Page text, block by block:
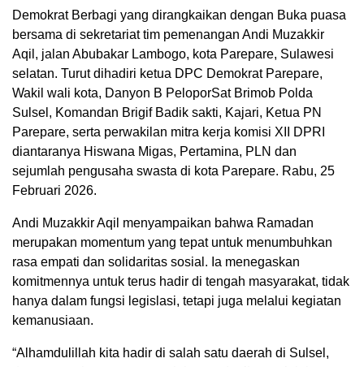
Demokrat Berbagi yang dirangkaikan dengan Buka puasa
bersama di sekretariat tim pemenangan Andi Muzakkir
Aqil, jalan Abubakar Lambogo, kota Parepare, Sulawesi
selatan. Turut dihadiri ketua DPC Demokrat Parepare,
Wakil wali kota, Danyon B PeloporSat Brimob Polda
Sulsel, Komandan Brigif Badik sakti, Kajari, Ketua PN
Parepare, serta perwakilan mitra kerja komisi XII DPRI
diantaranya Hiswana Migas, Pertamina, PLN dan
sejumlah pengusaha swasta di kota Parepare. Rabu, 25
Februari 2026.
Andi Muzakkir Aqil menyampaikan bahwa Ramadan
merupakan momentum yang tepat untuk menumbuhkan
rasa empati dan solidaritas sosial. Ia menegaskan
komitmennya untuk terus hadir di tengah masyarakat, tidak
hanya dalam fungsi legislasi, tetapi juga melalui kegiatan
kemanusiaan.
“Alhamdulillah kita hadir di salah satu daerah di Sulsel,